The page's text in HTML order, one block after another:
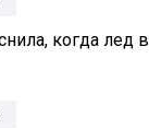
когда лед в